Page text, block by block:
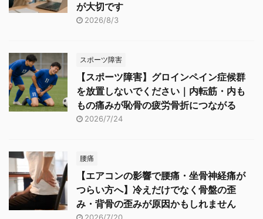
が大切です
2026/8/3
スポーツ障害
【スポーツ障害】グロインペイン症候群
を放置しないでください｜内転筋・内も
もの痛みが恥骨の疲労骨折につながる
2026/7/24
腰痛
【エアコンの影響で腰痛・坐骨神経痛が
つらい方へ】冷えだけでなく骨盤の歪
み・背骨の歪みが原因かもしれません